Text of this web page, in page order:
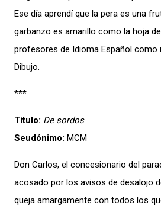
Ese día aprendí que la pera es una
garbanzo es amarillo como la hoja
profesores de Idioma Español como
Dibujo.
***
Título: De sordos
Seudónimo: MCM
Don Carlos, el concesionario del
acosado por los avisos de desalojo
queja amargamente con todos los